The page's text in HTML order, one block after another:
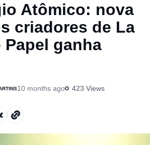
Atômico: nova
criadores de La
Papel ganha
10 months ago 423 Views